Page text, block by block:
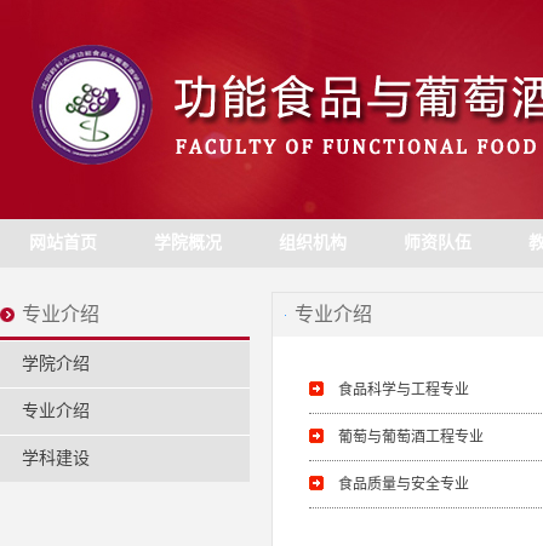
网站首页 学院概况 组织机构 师资队伍
专业介绍
学院介绍
专业介绍
学科建设
专业介绍
食品科学与工程专业
葡萄与葡萄酒工程专业
食品质量与安全专业